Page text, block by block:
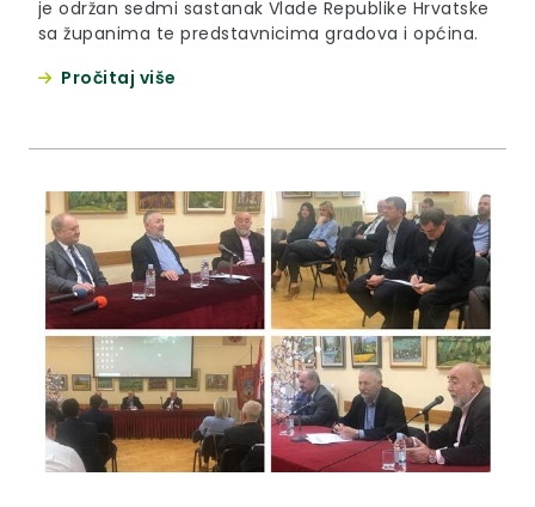
je održan sedmi sastanak Vlade Republike Hrvatske
sa županima te predstavnicima gradova i općina.
Pročitaj više